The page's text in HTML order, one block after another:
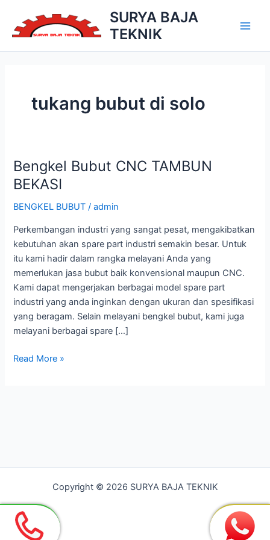
content
SURYA BAJA
TEKNIK
tukang bubut di solo
Bengkel Bubut CNC TAMBUN
BEKASI
BENGKEL BUBUT /admin
Perkembangan industri yang sangat pesat, mengakibatkan
kebutuhan akan spare part industri semakin besar. Untuk
itu kami hadir dalam rangka melayani Anda yang
memerlukan jasa bubut baik konvensional maupun CNC.
Kami dapat mengerjakan berbagai model spare part
industri yang anda inginkan dengan ukuran dan spesifikasi
yang beragam. Selain melayani bengkel bubut, kami juga
melayani berbagai spare […]
Bengkel
Read More »
Copyright © 2026 SURYA BAJA TEKNIK